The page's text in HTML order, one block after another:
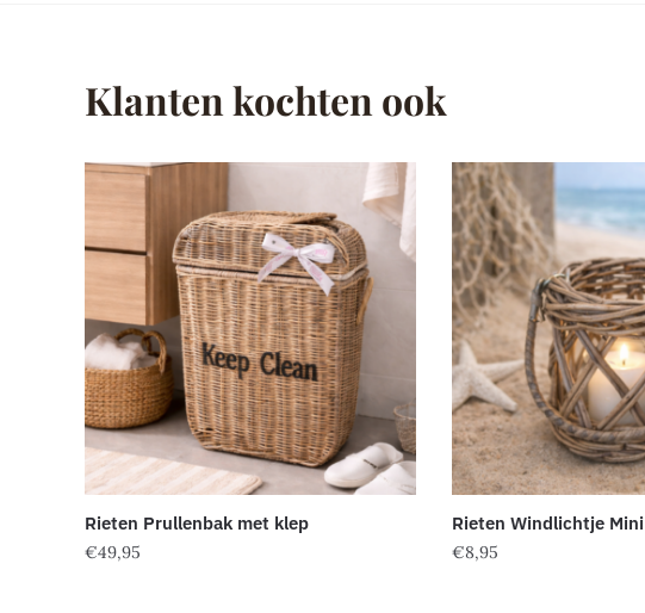
Klanten kochten ook
Rieten Prullenbak met klep
€49,95
Rieten Windlichtje Mini
€8,95